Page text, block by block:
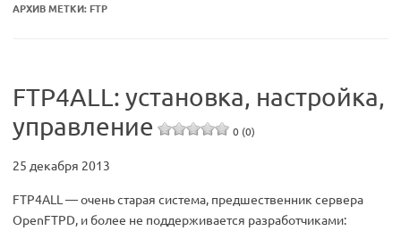
АРХИВ МЕТКИ: FTP
FTP4ALL: установка, настройка,
управление
0 (0)
25 декабря 2013
FTP4ALL — очень старая система, предшественник сервера
OpenFTPD, и более не поддерживается разработчиками: